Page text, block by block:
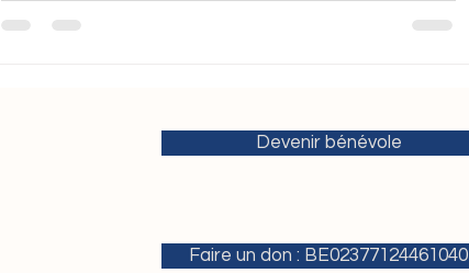
Devenir bénévole
Faire un don : BE02377124461040